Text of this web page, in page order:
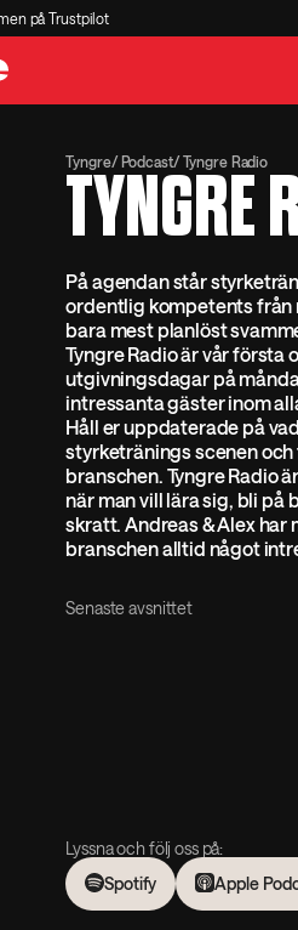
på Trustpilot
Tyngre Podcast Tyngre Radio
TYNGRE
På agendan står
ordentlig kompetents från
bara mest planlöst
Tyngre Radio är vår första
utgivningsdagar på
intressanta gäster inom
Håll er uppdaterade på
styrketränings scenen
branschen. Tyngre Radio
när man vill lära sig, bli
skratt. Andreas & Alex har
branschen alltid något
Senaste avsnittet
Lyssna och följ oss på:
Spotify
Apple